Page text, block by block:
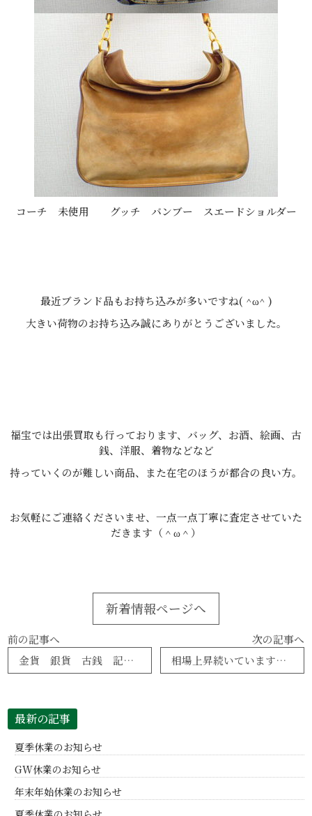
コーチ 未使用 グッチ バンブー スエードショルダー
最近ブランド品もお持ち込みが多いですね( ^ω^ )
大きい荷物のお持ち込み誠にありがとうございました。
福宝では出張買取も行っております、バッグ、お酒、絵画、古
銭、洋服、着物などなど
持っていくのが難しい商品、また在宅のほうが都合の良い方。
お気軽にご連絡くださいませ、一点一点丁寧に査定させていた
だきます（＾ω＾）
新着情報ページへ
前の記事へ
金貨 銀貨 古銭 記念硬貨プレミアム価格でお買取りします。
次の記事へ
相場上昇続いています！ブランド品 時計 貴金属 宝石 売り時です(*^^*)高額商品続々買い入れ中！
最新の記事
夏季休業のお知らせ
GW休業のお知らせ
年末年始休業のお知らせ